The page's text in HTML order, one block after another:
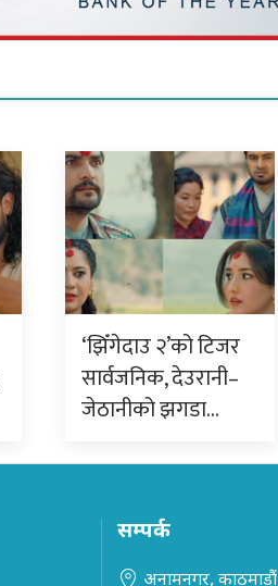
‘झिँगेदाउ २’को टिजर
सार्वजनिक, देउरानी–
जेठानीको झगडा…
सम्पर्क
अनामनगर, काठमाडौं